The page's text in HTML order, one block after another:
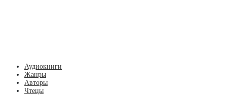
Аудиокниги
Жанры
Авторы
Чтецы